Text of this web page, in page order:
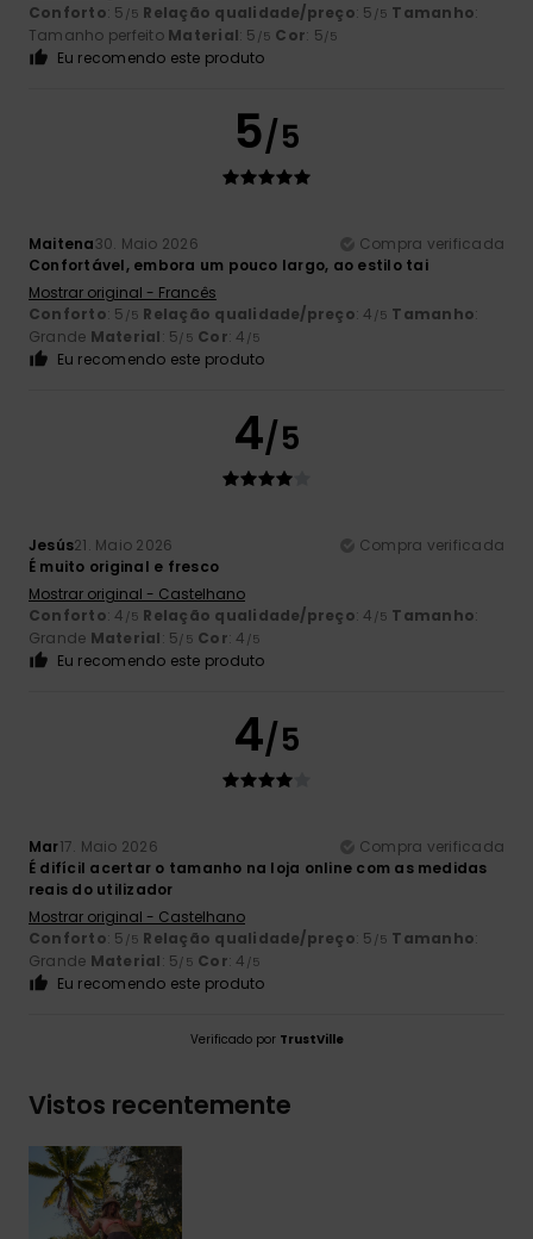
Conforto: 5 /5 Relação qualidade/preço: 5 /5 Tamanho:
Tamanho perfeito Material: 5 /5 Cor: 5/5
Eu recomendo este produto
5/5
Maitena30. Maio 2026
Compra verificada
Confortável, embora um pouco largo, ao estilo tai
Mostrar original - Francês
Conforto: 5 /5 Relação qualidade/preço: 4 /5 Tamanho:
Grande Material: 5/5 Cor: 4 /5
Eu recomendo este produto
4/5
Jesús21. Maio 2026
Compra verificada
É muito original e fresco
Mostrar original - Castelhano
Conforto: 4 /5 Relação qualidade/preço: 4 /5 Tamanho:
Grande Material: 5/5 Cor: 4 /5
Eu recomendo este produto
4/5
Mar17. Maio 2026
Compra verificada
É difícil acertar o tamanho na loja online com as medidas
reais do utilizador
Mostrar original - Castelhano
Conforto: 5 /5 Relação qualidade/preço: 5 /5 Tamanho:
Grande Material: 5/5 Cor: 4 /5
Eu recomendo este produto
Verificado por TrustVille
Vistos recentemente